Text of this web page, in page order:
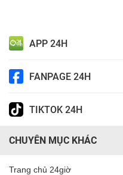
APP 24H
FANPAGE 24H
TIKTOK 24H
CHUYÊN MỤC KHÁC
Trang chủ 24giờ